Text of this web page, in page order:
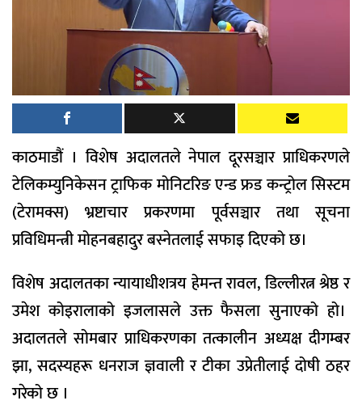
काठमाडौं । विशेष अदालतले नेपाल दूरसञ्चार प्राधिकरणले
टेलिकम्युनिकेसन ट्राफिक मोनिटरिङ एन्ड फ्रड कन्ट्रोल सिस्टम
(टेरामक्स) भ्रष्टाचार प्रकरणमा पूर्वसञ्चार तथा सूचना
प्रविधिमन्त्री मोहनबहादुर बस्नेतलाई सफाइ दिएको छ।
विशेष अदालतका न्यायाधीशत्रय हेमन्त रावल, डिल्लीरत्न श्रेष्ठ र
उमेश कोइरालाको इजलासले उक्त फैसला सुनाएको हो।
अदालतले सोमबार प्राधिकरणका तत्कालीन अध्यक्ष दीगम्बर
झा, सदस्यहरू धनराज ज्ञवाली र टीका उप्रेतीलाई दोषी ठहर
गरेको छ ।